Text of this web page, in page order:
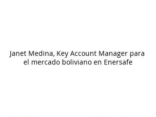
Janet Medina, Key Account Manager para
el mercado boliviano en Enersafe